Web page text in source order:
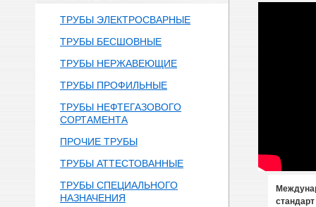
ТРУБЫ ЭЛЕКТРОСВАРНЫЕ
ТРУБЫ БЕСШОВНЫЕ
ТРУБЫ НЕРЖАВЕЮЩИЕ
ТРУБЫ ПРОФИЛЬНЫЕ
ТРУБЫ НЕФТЕГАЗОВОГО
СОРТАМЕНТА
ПРОЧИЕ ТРУБЫ
ТРУБЫ АТТЕСТОВАННЫЕ
ТРУБЫ СПЕЦИАЛЬНОГО
НАЗНАЧЕНИЯ
стандарт